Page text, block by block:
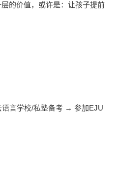
的价值，或许是：让孩子提前
言学校/私塾备考 → 参加EJU